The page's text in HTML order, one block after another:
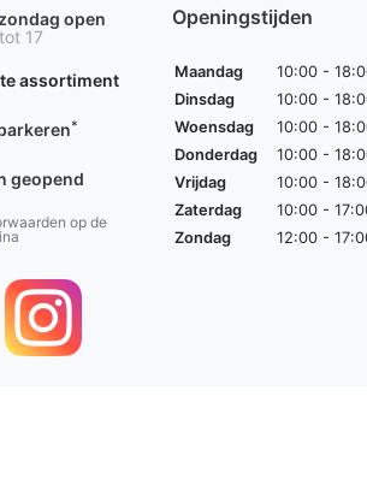
open
17
assortiment
*
geopend
op de
Openingstijden
Maandag
10:00 -
Dinsdag
10:00 -
Woensdag
10:00 -
Donderdag
10:00 -
Vrijdag
10:00 -
Zaterdag
10:00 -
Zondag
12:00 -